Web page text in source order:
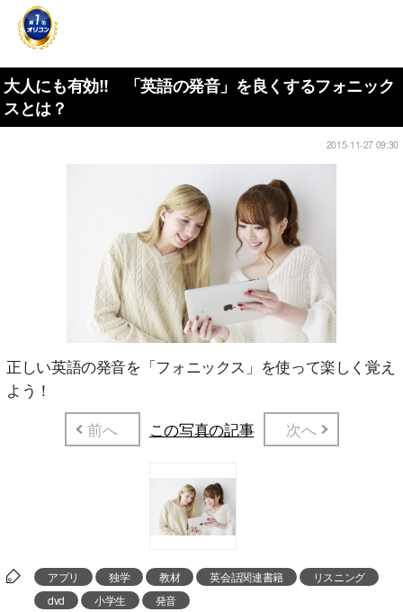
大人にも有効!! 「英語の発音」を良くするフォニック
スとは？
2015-11-27 09:30
正しい英語の発音を「フォニックス」を使って楽しく覚え
よう！
前へ
この写真の記事 次へ
アプリ 独学 教材 英会話関連書籍
リスニング
dvd
小学生 発音